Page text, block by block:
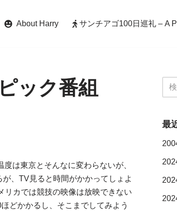
About Harry サンチアゴ100日巡礼 – A
ック番組
は東京とそんなに変わらないが、
、TV見ると時間がかかってしょよ
リカでは競技の映像は放映できない
どかかるし、そこまでしてみよう
最